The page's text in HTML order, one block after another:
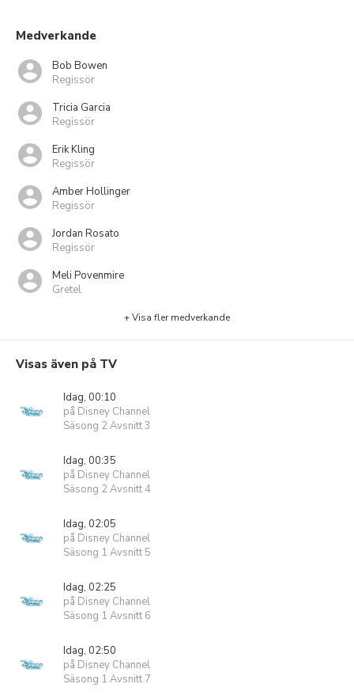
Medverkande
Bob Bowen
Regissör
Tricia Garcia
Regissör
Erik Kling
Regissör
Amber Hollinger
Regissör
Jordan Rosato
Regissör
Meli Povenmire
Gretel
+ Visa fler medverkande
Visas även på TV
Idag, 00:10
på Disney Channel
Säsong 2 Avsnitt 3
Idag, 00:35
på Disney Channel
Säsong 2 Avsnitt 4
Idag, 02:05
på Disney Channel
Säsong 1 Avsnitt 5
Idag, 02:25
på Disney Channel
Säsong 1 Avsnitt 6
Idag, 02:50
på Disney Channel
Säsong 1 Avsnitt 7